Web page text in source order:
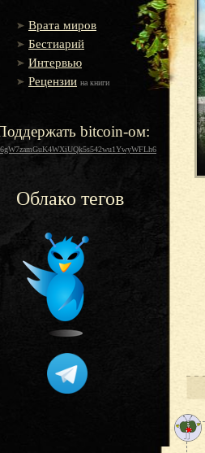
Врата миров
Бестиарий
Интервью
Рецензии на книги
bitcoin-ом:
Облако тегов